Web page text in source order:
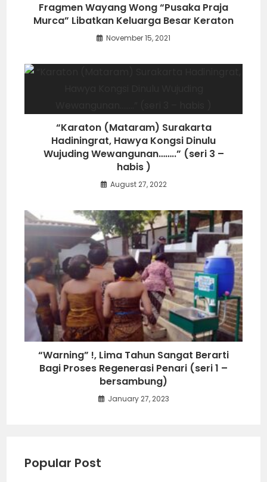
Fragmen Wayang Wong “Pusaka Praja
Murca” Libatkan Keluarga Besar Keraton
November 15, 2021
“Karaton (Mataram) Surakarta
Hadiningrat, Hawya Kongsi Dinulu
Wujuding Wewangunan……..” (seri 3 –
habis )
August 27, 2022
“Warning” !, Lima Tahun Sangat Berarti
Bagi Proses Regenerasi Penari (seri 1 –
bersambung)
January 27, 2023
Popular Post